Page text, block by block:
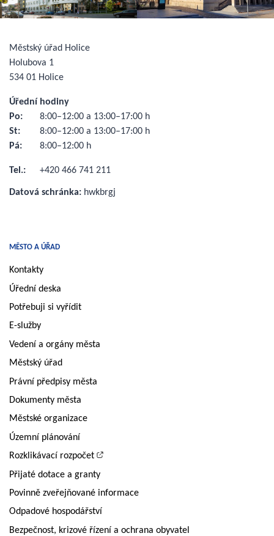
MĚSTO A ÚŘAD
Kontakty
Úřední deska
Potřebuji si vyřídit
E-služby
Vedení a orgány města
Městský úřad
Právní předpisy města
Dokumenty města
Městské organizace
Územní plánování
Rozklikávací rozpočet
Přijaté dotace a granty
Povinně zveřejňované informace
Odpadové hospodářství
Bezpečnost, krizové řízení a ochrana obyvatel
Městský úřad Holice
Holubova 1
534 01 Holice
Úřední hodiny
Po:
8:00–12:00 a 13:00–17:00 h
St:
8:00–12:00 a 13:00–17:00 h
Pá:
8:00–12:00 h
Tel.: +420 466 741 211
Datová schránka: hwkbrgj